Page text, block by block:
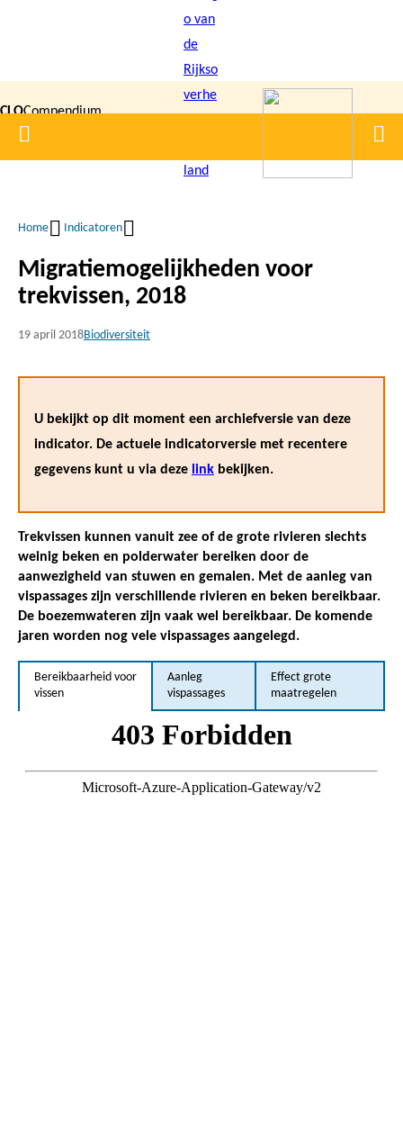
inhoud
gaan
CLOCompendium
voor de
Home
Kruimelpad
Home Indicatoren
Migratiemogelijkheden voor
trekvissen, 2018
19 april 2018Biodiversiteit
U bekijkt op dit moment een archiefversie van deze
indicator. De actuele indicatorversie met recentere
gegevens kunt u via deze link bekijken.
Trekvissen kunnen vanuit zee of de grote rivieren slechts
weinig beken en polderwater bereiken door de
aanwezigheid van stuwen en gemalen. Met de aanleg van
vispassages zijn verschillende rivieren en beken bereikbaar.
De boezemwateren zijn vaak wel bereikbaar. De komende
jaren worden nog vele vispassages aangelegd.
Bereikbaarheid voor
vissen
Aanleg
vispassages
Effect grote
maatregelen